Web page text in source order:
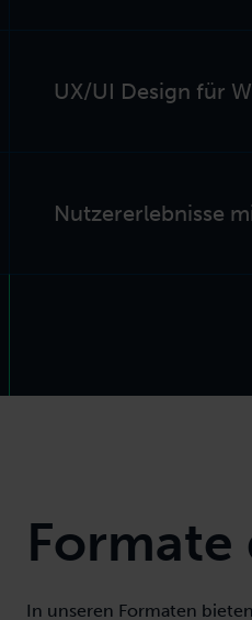
UX/UI Design für
Nutzererlebnisse
Formate
In unseren Formaten